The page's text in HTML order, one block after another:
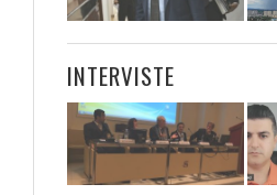
INTERVISTE